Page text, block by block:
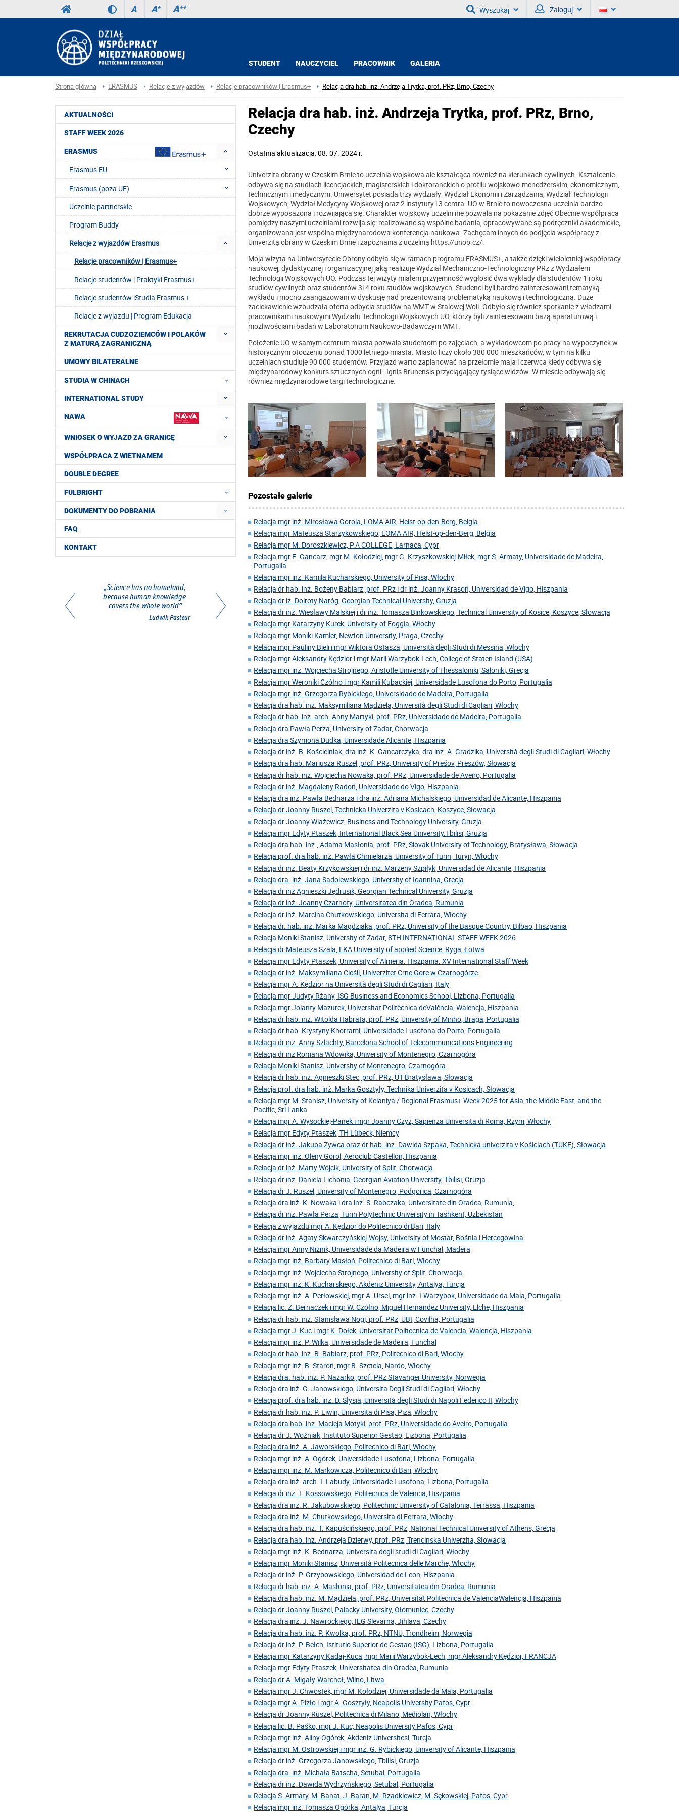
A A+ A++ Wyszukaj Zaloguj
STUDENT NAUCZYCIEL PRACOWNIK GALERIA
Strona główna ERASMUS Relacje z wyjazdów Relacje pracowników | Erasmus+ Relacja dra hab. inż. Andrzeja Trytka, prof. PRz, Brno, Czechy
AKTUALNOŚCI
STAFF WEEK 2026
ERASMUS
Erasmus EU
Erasmus (poza UE)
Uczelnie partnerskie
Program Buddy
Relacje z wyjazdów Erasmus
Relacje pracowników | Erasmus+
Relacje studentów | Praktyki Erasmus+
Relacje studentów |Studia Erasmus +
Relacje z wyjazdu | Program Edukacja
REKRUTACJA CUDZOZIEMCÓW I POLAKÓW
Z MATURĄ ZAGRANICZNĄ
UMOWY BILATERALNE
STUDIA W CHINACH
INTERNATIONAL STUDY
NAWA
WNIOSEK O WYJAZD ZA GRANICĘ
WSPÓŁPRACA Z WIETNAMEM
DOUBLE DEGREE
FULBRIGHT
DOKUMENTY DO POBRANIA
FAQ
KONTAKT
Relacja dra hab. inż. Andrzeja Trytka, prof. PRz, Brno,
Czechy
Ostatnia aktualizacja: 08. 07. 2024 r.
Univerzita obrany w Czeskim Brnie to uczelnia wojskowa ale kształcąca również na kierunkach cywilnych. Kształcenie
odbywa się na studiach licencjackich, magisterskich i doktoranckich o profilu wojskowo-menedżerskim, ekonomicznym,
technicznym i medycznym. Uniwersytet posiada trzy wydziały: Wydział Ekonomii i Zarządzania, Wydział Technologii
Wojskowych, Wydział Medycyny Wojskowej oraz 2 instytuty i 3 centra. UO w Brnie to nowoczesna uczelnia bardzo
dobrze wyposażona i rozwijająca się. Charakter wojskowy uczelni nie pozwala na pokazanie zdjęć Obecnie współpraca
pomiędzy naszymi uczelniami rozwija się: realizowane są wspólne badania, opracowywane są podręczniki akademickie,
organizowana jest wspólna międzynarodowa konferencja naukowa. Zachęcam innych do podjęcia współpracy z
Univerzitą obrany w Czeskim Brnie i zapoznania z uczelnią https://unob.cz/.
Moja wizyta na Uniwersytecie Obrony odbyła się w ramach programu ERASMUS+, a także dzięki wieloletniej współpracy
naukowej, dydaktycznej i organizacyjnej jaką realizuje Wydział Mechaniczno-Technologiczny PRz z Wydziałem
Technologii Wojskowych UO. Podczas tej wizyty miałem przyjemność wygłosić dwa wykłady dla studentów 1 roku
studiów cywilnych oraz studentów 3i 4 roku studiów wojskowych. Studenci byli bardzo zainteresowani tematyką
wykładu i mocno zaangażowani w dyskusję nad prezentowaną problematyką naukową i technologiczną. Duże
zaciekawienie wzbudzała oferta odbycia studiów na WMT w Stalowej Woli. Odbyło się również spotkanie z władzami
pracownikami naukowymi Wydziału Technologii Wojskowych UO, którzy byli zainteresowani bazą aparaturową i
możliwościami badań w Laboratorium Naukowo-Badawczym WMT.
Położenie UO w samym centrum miasta pozwala studentom po zajęciach, a wykładowcom po pracy na wypoczynek w
historycznym otoczeniu ponad 1000 letniego miasta. Miasto liczy około 380 000 mieszkańców, w tym na kilku
uczelniach studiuje 90 000 studentów. Przyjazd warto zaplanować na przełomie maja i czerwca kiedy odbywa się
międzynarodowy konkurs sztucznych ogni - Ignis Brunensis przyciągający tysiące widzów. W mieście odbywają się
również międzynarodowe targi technologiczne.
Pozostałe galerie
Relacja mgr inż. Mirosława Gorola, LOMA AIR, Heist-op-den-Berg, Belgia
Relacja mgr Mateusza Starzykowskiego, LOMA AIR, Heist-op-den-Berg, Belgia
Relacja mgr M. Doroszkiewicz, P.A COLLEGE, Larnaca, Cypr
Relacja mgr E. Gancarz, mgr M. Kołodziej, mgr G. Krzyszkowskiej-Miłek, mgr S. Armaty, Universidade de Madeira,
Portugalia
Relacja mgr inż. Kamila Kucharskiego, University of Pisa, Włochy
Relacja dr hab. inż. Bożeny Babiarz, prof. PRz i dr inż. Joanny Krasoń, Universidad de Vigo, Hiszpania
Relacja dr iż. Dolroty Naróg, Georgian Technical University, Gruzja
Relacja dr inż. Wiesławy Malskiej i dr inż. Tomasza Binkowskiego, Technical University of Kosice, Koszyce, Słowacja
Relacja mgr Katarzyny Kurek, University of Foggia, Włochy
Relacja mgr Moniki Kamler, Newton University, Praga, Czechy
Relacja mgr Pauliny Bieli i mgr Wiktora Ostasza, Università degli Studi di Messina, Włochy
Relacja mgr Aleksandry Kędzior i mgr Marii Warzybok-Lech, College of Staten Island (USA)
Relacja mgr inż. Wojciecha Strojnego, Aristotle University of Thessaloniki, Saloniki, Grecja
Relacja mgr Weroniki Czółno i mgr Kamili Kubackiej, Universidade Lusofona do Porto, Portugalia
Relacja mgr inż. Grzegorza Rybickiego, Universidade de Madeira, Portugalia
Relacja dra hab. inż. Maksymiliana Mądziela, Università degli Studi di Cagliari, Włochy
Relacja dr hab. inż. arch. Anny Martyki, prof. PRz, Universidade de Madeira, Portugalia
Relacja dra Pawła Perza, University of Zadar, Chorwacja
Relacja dra Szymona Dudka, Universidade Alicante, Hiszpania
Relacja dr inż. B. Kościelniak, dra inż. K. Gancarczyka, dra inż. A. Gradzika, Università degli Studi di Cagliari, Włochy
Relacja dra hab. Mariusza Ruszel, prof. PRz, University of Prešov, Preszów, Słowacja
Relacja dr hab. inż. Wojciecha Nowaka, prof. PRz, Universidade de Aveiro, Portugalia
Relacja dr inż. Magdaleny Radoń, Universidade do Vigo, Hiszpania
Relacja dra inż. Pawła Bednarza i dra inż. Adriana Michalskiego, Universidad de Alicante, Hiszpania
Relacja dr Joanny Ruszel, Technicka Univerzita v Kosicach, Koszyce, Słowacja
Relacja dr Joanny Wiażewicz, Business and Technology University, Gruzja
Relacja mgr Edyty Ptaszek, International Black Sea University.Tbilisi, Gruzja
Relacja dra hab. inż., Adama Masłonia, prof. PRz, Slovak University of Technology, Bratysława, Słowacja
Relacja prof. dra hab. inż. Pawła Chmielarza, University of Turin, Turyn, Włochy
Relacja dr inż. Beaty Krzykowskiej i dr inż. Marzeny Szpiłyk, Universidad de Alicante, Hiszpania
Relacja dra. inż. Jana Sadolewskiego, University of Ioannina, Grecja
Relacja dr inż Agnieszki Jędrusik, Georgian Technical University, Gruzja
Relacja dr inż. Joanny Czarnoty, Universitatea din Oradea, Rumunia
Relacja dr inż. Marcina Chutkowskiego, Universita di Ferrara, Włochy
Relacja dr. hab. inż. Marka Magdziaka, prof. PRz, University of the Basque Country, Bilbao, Hiszpania
Relacja Moniki Stanisz, University of Zadar, 8TH INTERNATIONAL STAFF WEEK 2026
Relacja dr Mateusza Szala, EKA University of applied Science, Ryga, Łotwa
Relacja mgr Edyty Ptaszek, University of Almeria. Hiszpania. XV International Staff Week
Relacja dr inż. Maksymiliana Cieśli, Univerzitet Crne Gore w Czarnogórze
Relacja mgr A. Kędzior na Università degli Studi di Cagliari, Italy
Relacja mgr Judyty Rżany, ISG Business and Economics School, Lizbona, Portugalia
Relacja mgr Jolanty Mazurek, Universitat Politècnica deValència, Walencja, Hiszpania
Relacja dr hab. inż. Witolda Habrata, prof. PRz, University of Minho, Braga, Portugalia
Relacja dr hab. Krystyny Khorrami, Universidade Lusófona do Porto, Portugalia
Relacja dr inż. Anny Szlachty, Barcelona School of Telecommunications Engineering
Relacja dr inż Romana Wdowika, University of Montenegro, Czarnogóra
Relacja Moniki Stanisz, University of Montenegro, Czarnogóra
Relacja dr hab. inż. Agnieszki Stec, prof. PRz, UT Bratysława, Słowacja
Relacja prof. dra hab. inż. Marka Gosztyły, Technika Univerzita v Kosicach, Słowacja
Relacja mgr M. Stanisz, University of Kelaniya / Regional Erasmus+ Week 2025 for Asia, the Middle East, and the
Pacific, Sri Lanka
Relacja mgr A. Wysockiej-Panek i mgr Joanny Czyż, Sapienza Universita di Roma, Rzym, Włochy
Relacja mgr Edyty Ptaszek, TH Lübeck, Niemcy
Relacja dr inż. Jakuba Żywca oraz dr hab. inż. Dawida Szpaka, Technická univerzita v Košiciach (TUKE), Słowacja
Relacja mgr inż. Oleny Gorol, Aeroclub Castellon, Hiszpania
Relacja dr inż. Marty Wójcik, University of Split, Chorwacja
Relacja dr inż. Daniela Lichonia, Georgian Aviation University, Tbilisi, Gruzja.
Relacja dr J. Ruszel, University of Montenegro, Podgorica, Czarnogóra
Relacja dra inż. K. Nowaka i dra inż. S. Rabczaka, Universitate din Oradea, Rumunia,
Relacja dr inż. Pawła Perza, Turin Polytechnic University in Tashkent, Uzbekistan
Relacja z wyjazdu mgr A. Kędzior do Politecnico di Bari, Italy
Relacja dr inż. Agaty Skwarczyńskiej-Wojsy, University of Mostar, Bośnia i Hercegowina
Relacja mgr Anny Niżnik, Universidade da Madeira w Funchal, Madera
Relacja mgr inż. Barbary Masłoń, Politecnico di Bari, Włochy
Relacja mgr inż. Wojciecha Strojnego, University of Split, Chorwacja
Relacja mgr inż. K. Kucharskiego, Akdeniz University, Antalya, Turcja
Relacja mgr inż. A. Perłowskiej, mgr A. Ursel, mgr inż. I.Warzybok, Universidade da Maia, Portugalia
Relacja lic. Z. Bernaczek i mgr W. Czółno, Miguel Hernandez University, Elche, Hiszpania
Relacja dr hab. inż. Stanisława Nogi, prof. PRz, UBI, Covilha, Portugalia
Relacja mgr J. Kuc i mgr K. Dołek, Universitat Politecnica de Valencia, Walencja, Hiszpania
Relacja mgr inż. P. Wilka, Universidade de Madeira, Funchal
Relacja dr hab. inż. B. Babiarz, prof. PRz, Politecnico di Bari, Włochy
Relacja mgr inż. B. Staroń, mgr B. Szetela, Nardo, Włochy
Relacja dra. hab. inż. P. Nazarko, prof. PRz Stavanger University, Norwegia
Relacja dra inż. G. Janowskiego, Universita Degli Studi di Cagliari, Włochy
Relacja prof. dra hab. inż. D. Słysia, Università degli Studi di Napoli Federico II, Włochy
Relacja dr hab. inż. P. Liwin, Universita di Pisa, Piza, Włochy
Relacja dra hab. inż. Macieja Motyki, prof. PRz, Universidade do Aveiro, Portugalia
Relacja dr J. Woźniak, Instituto Superior Gestao, Lizbona, Portugalia
Relacja dra inż. A. Jaworskiego, Politecnico di Bari, Włochy
Relacja mgr inż. A. Ogórek, Universidade Lusofona, Lizbona, Portugalia
Relacja mgr inż. M. Markowicza, Politecnico di Bari, Włochy
Relacja dra inż. arch. I. Labudy, Universidade Lusofona, Lizbona, Portugalia
Relacja dr inż. T. Kossowskiego, Politecnica de Valencia, Hiszpania
Relacja dra inż. R. Jakubowskiego, Politechnic University of Catalonia, Terrassa, Hiszpania
Relacja dra inż. M. Chutkowskiego, Universita di Ferrara, Włochy
Relacja dra hab. inż. T. Kapuścińskiego, prof. PRz, National Technical University of Athens, Grecja
Relacja dra hab. inż. Andrzeja Dzierwy, prof. PRz, Trencinska Univerzita, Słowacja
Relacja mgr inż. K. Bednarza, Universita degli studi di Cagliari, Włochy
Relacja mgr Moniki Stanisz, Università Politecnica delle Marche, Włochy
Relacja dr inż. P. Grzybowskiego, Universidad de Leon, Hiszpania
Relacja dr hab. inż. A. Masłonia, prof. PRz, Universitatea din Oradea, Rumunia
Relacja dra hab. inż. M. Mądziela, prof. PRz, Universitat Politecnica de ValenciaWalencja, Hiszpania
Relacja dr Joanny Ruszel, Palacky University, Ołomuniec, Czechy
Relacja dra inż. J. Nawrockiego, IEG Slevarna, Jihlava, Czechy
Relacja dra hab. inż. P. Kwolka, prof. PRz, NTNU, Trondheim, Norwegia
Relacja dr inż. P. Bełch, Istitutio Superior de Gestao (ISG), Lizbona, Portugalia
Relacja mgr Katarzyny Kadaj-Kuca, mgr Marii Warzybok-Lech, mgr Aleksandry Kędzior, FRANCJA
Relacja mgr Edyty Ptaszek, Universitatea din Oradea, Rumunia
Relacja dr A. Migały-Warchoł, Wilno, Litwa
Relacja mgr J. Chwostek, mgr M. Kołodziej, Universidade da Maia, Portugalia
Relacja mgr A. Pizło i mgr A. Gosztyły, Neapolis University Pafos, Cypr
Relacja dr Joanny Ruszel, Politecnica di Milano, Mediolan, Włochy
Relacja lic. B. Paśko, mgr J. Kuc, Neapolis University Pafos, Cypr
Relacja mgr inż. Aliny Ogórek, Akdeniz Universitesi, Turcja
Relacja mgr M. Ostrowskiej i mgr inż. G. Rybickiego, University of Alicante, Hiszpania
Relacja dr inż. Grzegorza Janowskiego, Tbilisi, Gruzja
Relacja dra. inż. Michała Batscha, Setubal, Portugalia
Relacja dr inż. Dawida Wydrzyńskiego, Setubal, Portugalia
Relacja S. Armaty, M. Banat, J. Baran, M. Rzadkiewicz, M. Sękowskiej, Pafos, Cypr
Relacja mgr inż. Tomasza Ogórka, Antalya, Turcja